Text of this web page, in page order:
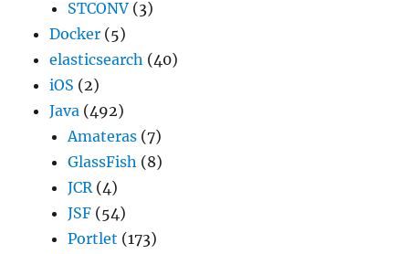
STCONV (3)
Docker (5)
elasticsearch (40)
iOS (2)
Java (492)
Amateras (7)
GlassFish (8)
JCR(4)
JSF (54)
Portlet (173)